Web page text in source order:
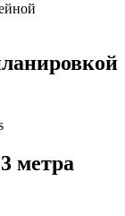
метра